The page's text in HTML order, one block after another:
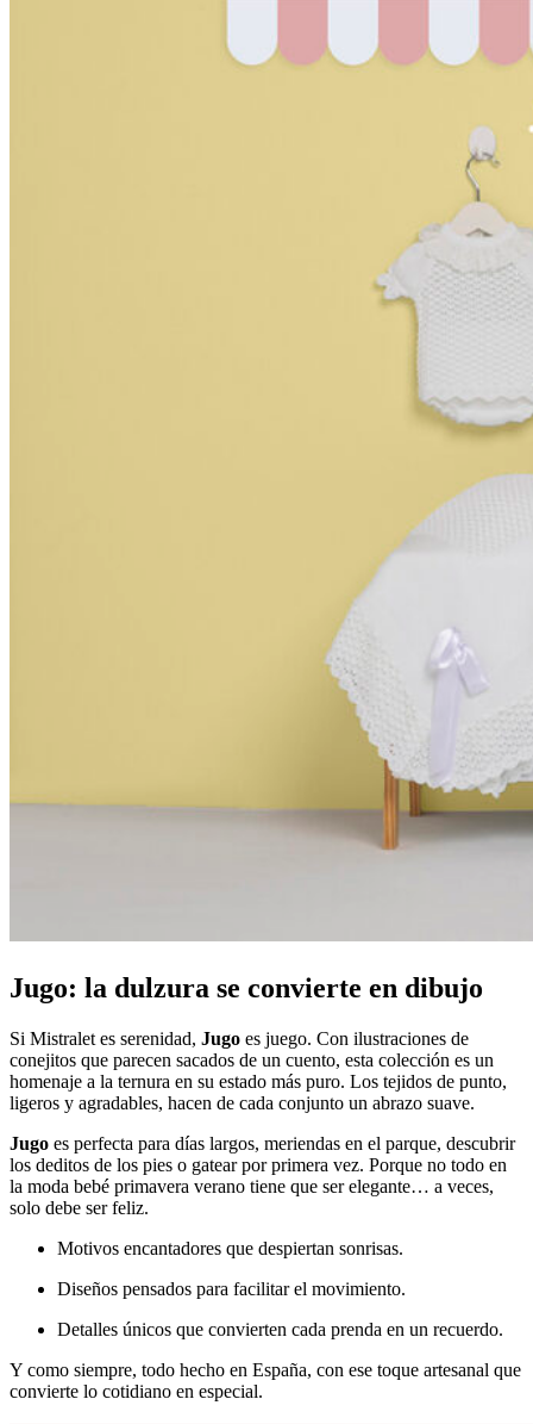
Jugo: la dulzura se convierte en dibujo
Si Mistralet es serenidad, Jugo es juego. Con ilustraciones de
conejitos que parecen sacados de un cuento, esta colección es un
homenaje a la ternura en su estado más puro. Los tejidos de punto,
ligeros y agradables, hacen de cada conjunto un abrazo suave.
Jugo es perfecta para días largos, meriendas en el parque, descubrir
los deditos de los pies o gatear por primera vez. Porque no todo en
la moda bebé primavera verano tiene que ser elegante… a veces,
solo debe ser feliz.
Motivos encantadores que despiertan sonrisas.
Diseños pensados para facilitar el movimiento.
Detalles únicos que convierten cada prenda en un recuerdo.
Y como siempre, todo hecho en España, con ese toque artesanal que
convierte lo cotidiano en especial.